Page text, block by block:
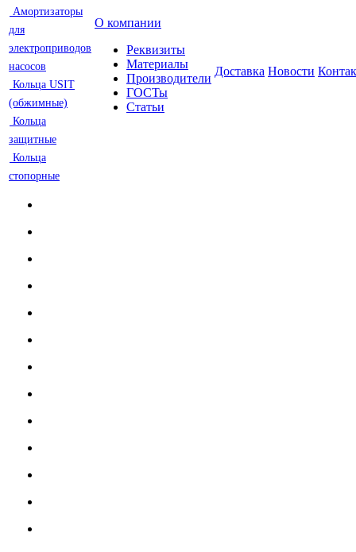
Амортизаторы
для
электроприводов
насосов
Кольца USIT
(обжимные)
Кольца
защитные
Кольца
стопорные
О компании
Реквизиты
Материалы
Производители
ГОСТы
Статьи
Доставка Новости